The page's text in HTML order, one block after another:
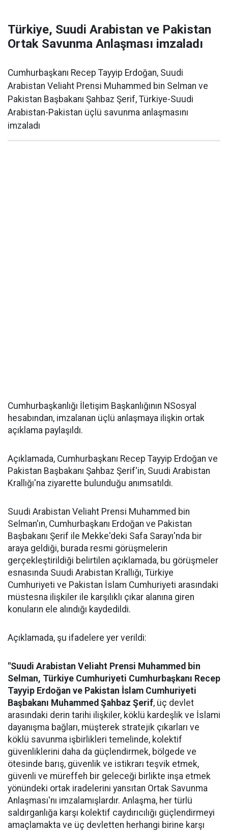
Türkiye, Suudi Arabistan ve Pakistan
Ortak Savunma Anlaşması imzaladı
Cumhurbaşkanı Recep Tayyip Erdoğan, Suudi
Arabistan Veliaht Prensi Muhammed bin Selman ve
Pakistan Başbakanı Şahbaz Şerif, Türkiye-Suudi
Arabistan-Pakistan üçlü savunma anlaşmasını
imzaladı
Cumhurbaşkanlığı İletişim Başkanlığının NSosyal
hesabından, imzalanan üçlü anlaşmaya ilişkin ortak
açıklama paylaşıldı.
Açıklamada, Cumhurbaşkanı Recep Tayyip Erdoğan ve
Pakistan Başbakanı Şahbaz Şerif'in, Suudi Arabistan
Krallığı'na ziyarette bulunduğu anımsatıldı.
Suudi Arabistan Veliaht Prensi Muhammed bin
Selman'ın, Cumhurbaşkanı Erdoğan ve Pakistan
Başbakanı Şerif ile Mekke'deki Safa Sarayı'nda bir
araya geldiği, burada resmi görüşmelerin
gerçekleştirildiği belirtilen açıklamada, bu görüşmeler
esnasında Suudi Arabistan Krallığı, Türkiye
Cumhuriyeti ve Pakistan İslam Cumhuriyeti arasındaki
müstesna ilişkiler ile karşılıklı çıkar alanına giren
konuların ele alındığı kaydedildi.
Açıklamada, şu ifadelere yer verildi:
"Suudi Arabistan Veliaht Prensi Muhammed bin
Selman, Türkiye Cumhuriyeti Cumhurbaşkanı Recep
Tayyip Erdoğan ve Pakistan İslam Cumhuriyeti
Başbakanı Muhammed Şahbaz Şerif, üç devlet
arasındaki derin tarihi ilişkiler, köklü kardeşlik ve İslami
dayanışma bağları, müşterek stratejik çıkarları ve
köklü savunma işbirlikleri temelinde, kolektif
güvenliklerini daha da güçlendirmek, bölgede ve
ötesinde barış, güvenlik ve istikrarı teşvik etmek,
güvenli ve müreffeh bir geleceği birlikte inşa etmek
yönündeki ortak iradelerini yansıtan Ortak Savunma
Anlaşması'nı imzalamışlardır. Anlaşma, her türlü
saldırganlığa karşı kolektif caydırıcılığı güçlendirmeyi
amaçlamakta ve üç devletten herhangi birine karşı